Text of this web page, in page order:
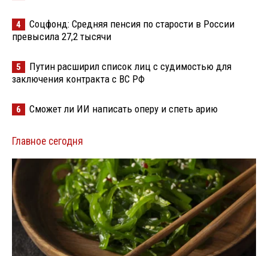
4
Соцфонд: Средняя пенсия по старости в России
превысила 27,2 тысячи
5
Путин расширил список лиц с судимостью для
заключения контракта с ВС РФ
6 Сможет ли ИИ написать оперу и спеть арию
Главное сегодня